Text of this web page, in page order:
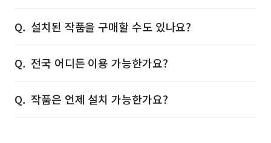
설치된 작품을 구매할 수도 있나요?
전국 어디든 이용 가능한가요?
작품은 언제 설치 가능한가요?